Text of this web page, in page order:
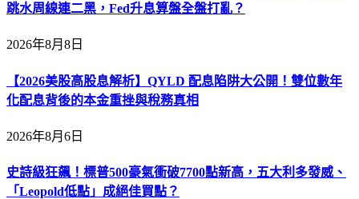
跳水周線連二黑，Fed升息算盤全盤打亂？
2026年8月8日
【2026美股高股息解析】QYLD 配息陷阱大公開！雙位數年
化配息背後的本金重挫與稅務真相
2026年8月6日
史詩級狂飆！標普500豪氣衝破7700點新高，五大利多發威、
「Leopold低點」成絕佳買點？